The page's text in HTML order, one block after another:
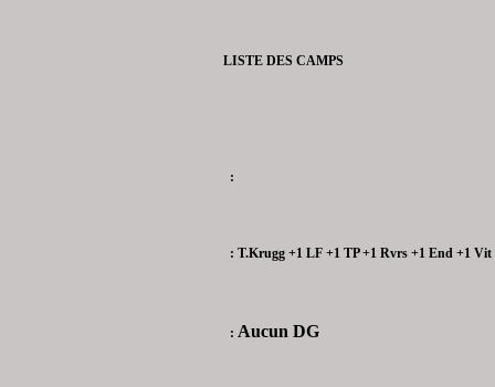
LISTE DES CAMPS
:
: T.Krugg +1 LF +1 TP +1 Rvrs +1 End +1 Vit
: Aucun DG